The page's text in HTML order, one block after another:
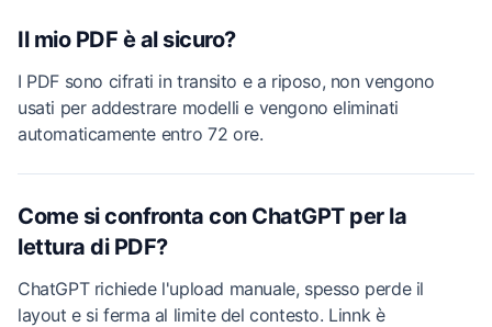
Il mio PDF è al sicuro?
I PDF sono cifrati in transito e a riposo, non vengono
usati per addestrare modelli e vengono eliminati
automaticamente entro 72 ore.
Come si confronta con ChatGPT per la
lettura di PDF?
ChatGPT richiede l'upload manuale, spesso perde il
layout e si ferma al limite del contesto. Linnk è